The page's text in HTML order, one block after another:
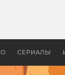
СЕРИАЛЫ